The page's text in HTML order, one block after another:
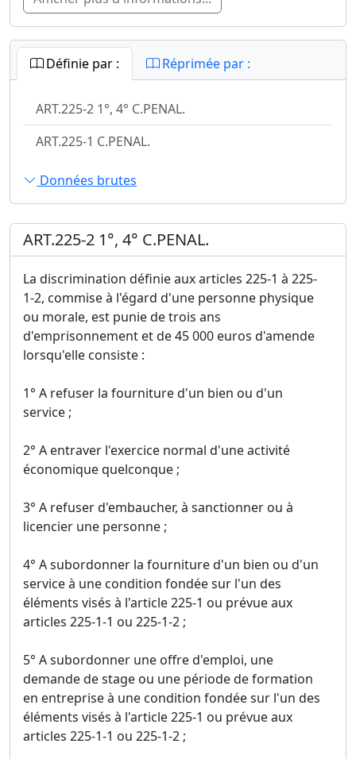
Définie par : Réprimée par :
ART.225-2 1°, 4° C.PENAL.
ART.225-1 C.PENAL.
Données brutes
ART.225-2 1°, 4° C.PENAL.
La discrimination définie aux articles 225-1 à 225-
1-2, commise à l'égard d'une personne physique
ou morale, est punie de trois ans
d'emprisonnement et de 45 000 euros d'amende
lorsqu'elle consiste :
1° A refuser la fourniture d'un bien ou d'un
service ;
2° A entraver l'exercice normal d'une activité
économique quelconque ;
3° A refuser d'embaucher, à sanctionner ou à
licencier une personne ;
4° A subordonner la fourniture d'un bien ou d'un
service à une condition fondée sur l'un des
éléments visés à l'article 225-1 ou prévue aux
articles 225-1-1 ou 225-1-2 ;
5° A subordonner une offre d'emploi, une
demande de stage ou une période de formation
en entreprise à une condition fondée sur l'un des
éléments visés à l'article 225-1 ou prévue aux
articles 225-1-1 ou 225-1-2 ;